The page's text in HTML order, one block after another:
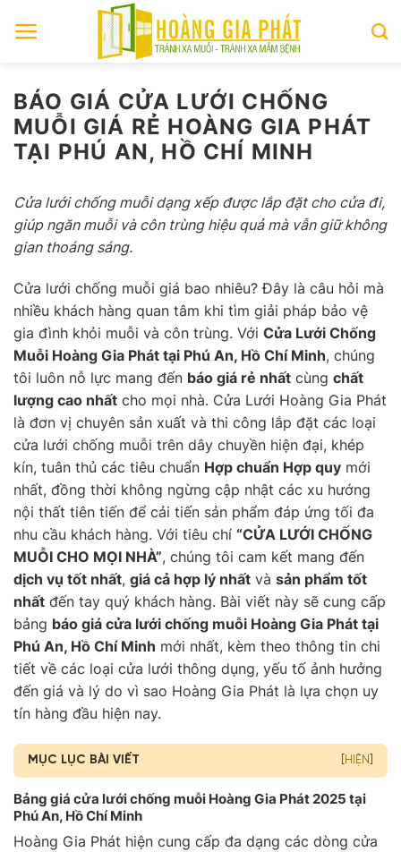
BÁO GIÁ CỬA LƯỚI CHỐNG
MUỖI GIÁ RẺ HOÀNG GIA PHÁT
TẠI PHÚ AN, HỒ CHÍ MINH
Cửa lưới chống muỗi dạng xếp được lắp đặt cho cửa đi,
giúp ngăn muỗi và côn trùng hiệu quả mà vẫn giữ không
gian thoáng sáng.
Cửa lưới chống muỗi giá bao nhiêu? Đây là câu hỏi mà
nhiều khách hàng quan tâm khi tìm giải pháp bảo vệ
gia đình khỏi muỗi và côn trùng. Với Cửa Lưới Chống
Muỗi Hoàng Gia Phát tại Phú An, Hồ Chí Minh, chúng
tôi luôn nỗ lực mang đến báo giá rẻ nhất cùng chất
lượng cao nhất cho mọi nhà. Cửa Lưới Hoàng Gia Phát
là đơn vị chuyên sản xuất và thi công lắp đặt các loại
cửa lưới chống muỗi trên dây chuyền hiện đại, khép
kín, tuân thủ các tiêu chuẩn Hợp chuẩn Hợp quy mới
nhất, đồng thời không ngừng cập nhật các xu hướng
nội thất tiên tiến để cải tiến sản phẩm đáp ứng tối đa
nhu cầu khách hàng. Với tiêu chí “CỬA LƯỚI CHỐNG
MUỖI CHO MỌI NHÀ”, chúng tôi cam kết mang đến
dịch vụ tốt nhất, giá cả hợp lý nhất và sản phẩm tốt
nhất đến tay quý khách hàng. Bài viết này sẽ cung cấp
bảng báo giá cửa lưới chống muỗi Hoàng Gia Phát tại
Phú An, Hồ Chí Minh mới nhất, kèm theo thông tin chi
tiết về các loại cửa lưới thông dụng, yếu tố ảnh hưởng
đến giá và lý do vì sao Hoàng Gia Phát là lựa chọn uy
tín hàng đầu hiện nay.
MỤC LỤC BÀI VIẾT HIỆN
Bảng giá cửa lưới chống muỗi Hoàng Gia Phát 2025 tại
Phú An, Hồ Chí Minh
Hoàng Gia Phát hiện cung cấp đa dạng các dòng cửa